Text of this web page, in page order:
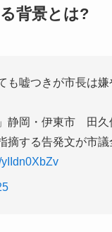
背景とは?
も嘘つきが市長は嫌
静岡・伊東市 田
摘する告発文が市
yIIdn0XbZv